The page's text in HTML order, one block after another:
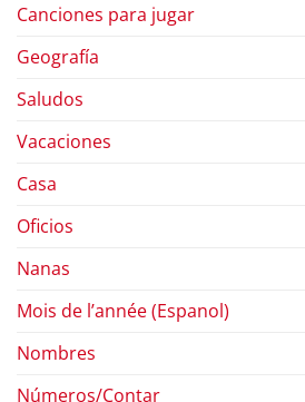
Canciones para jugar
Geografía
Saludos
Vacaciones
Casa
Oficios
Nanas
Mois de l’année (Espanol)
Nombres
Números/Contar